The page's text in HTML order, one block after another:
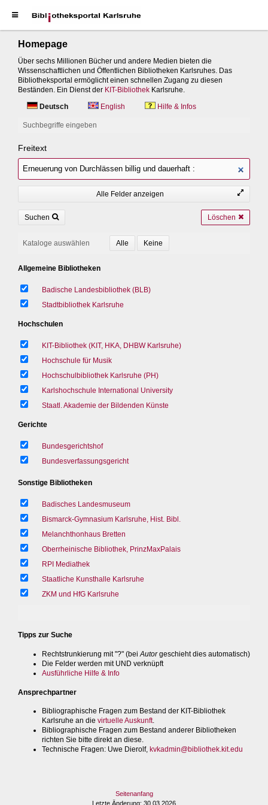
Homepage
Über sechs Millionen Bücher und andere Medien bieten die
Wissenschaftlichen und Öffentlichen Bibliotheken Karlsruhes. Das
Bibliotheksportal ermöglicht einen schnellen Zugang zu diesen
Beständen. Ein Dienst der KIT-Bibliothek Karlsruhe.
Deutsch
English Hilfe & Infos
Suchbegriffe eingeben
Freitext
Alle Felder anzeigen
Suchen Löschen
Kataloge auswählen
Allgemeine Bibliotheken
Badische Landesbibliothek (BLB)
Stadtbibliothek Karlsruhe
Hochschulen
KIT-Bibliothek (KIT, HKA, DHBW Karlsruhe)
Hochschule für Musik
Hochschulbibliothek Karlsruhe (PH)
Karlshochschule International University
Staatl. Akademie der Bildenden Künste
Gerichte
Bundesgerichtshof
Bundesverfassungsgericht
Sonstige Bibliotheken
Badisches Landesmuseum
Bismarck-Gymnasium Karlsruhe, Hist. Bibl.
Melanchthonhaus Bretten
Oberrheinische Bibliothek, PrinzMaxPalais
RPI Mediathek
Staatliche Kunsthalle Karlsruhe
ZKM und HfG Karlsruhe
Tipps zur Suche
Rechtstrunkierung mit "?" (bei Autorgeschieht dies automatisch)
Die Felder werden mit UND verknüpft
Ausführliche Hilfe & Info
Ansprechpartner
Bibliographische Fragen zum Bestand der KIT-Bibliothek
Karlsruhe an die virtuelle Auskunft.
Bibliographische Fragen zum Bestand anderer Bibliotheken
richten Sie bitte direkt an diese.
Technische Fragen: Uwe Dierolf, kvkadmin@bibliothek.kit.edu
Seitenanfang
Letzte Änderung: 30.03.2026